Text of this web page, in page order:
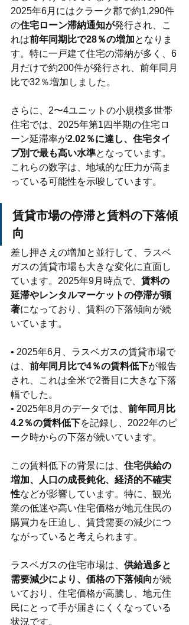
2025年6月にはクラーク郡で約1,290件
の住宅ローン滞納通知が発行され、こ
れは前年同期比で28％の増加となりま
す。特に一戸建て住宅の滞納が多く、6
月だけで約200件が発行され、前年同月
比で32％増加しました。
さらに、2〜4ユニットの小規模多世帯
住宅では、2025年第1四半期の住宅ロ
ーン延滞率が2.02％に達し、住宅タイ
プ別で最も高い水準となっています。
これらの数字は、地域的な圧力が高ま
っている可能性を示唆しています。
賃貸市場の停滞と賃料の下落傾
向
差し押さえの増加と並行して、ラスベ
ガスの賃貸市場も大きな変化に直面し
ています。2025年9月時点で、 賃料の
延滞やレンタルマーケットの停滞が顕
著になっており、賃料の下落傾向が続
いています。
• 2025年6月、ラスベガスの賃貸市場で
は、 前年同月比で4％の賃料低下が報告
され、これは全米で2番目に大きな下落
幅でした。
• 2025年8月のデータでは、 前年同月比
4.2％の賃料低下を記録し、2022年のピ
ーク時からの下落が続いています。
この賃料低下の背景には、 住宅供給の
増加、人口の成長鈍化、経済的不確実
性などが影響しています。特に、観光
業の低迷や高い住宅価格が地元住民の
購買力を圧迫し、賃貸需要の減少につ
ながっていると考えられます。
ラスベガスの住宅市場は、 供給過多と
需要減少により、価格の下落傾向が続
いており、住宅価格が高騰し、地元住
民にとって手が届きにくくなっている
状況です。